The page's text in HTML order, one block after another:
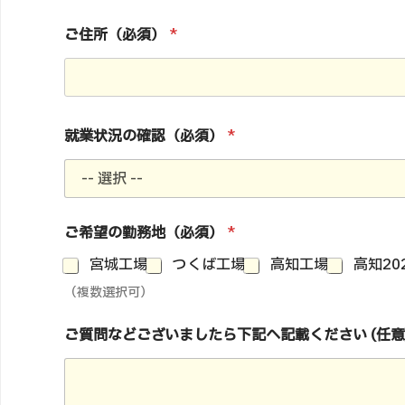
ご住所（必須） *
就業状況の確認（必須） *
住
所
（
必
）
生
年
ご希望の勤務地（必須） *
宮城工場
つくば工場 高知工場 高知
（複数選択可）
ご質問などございましたら下記へ記載ください (任